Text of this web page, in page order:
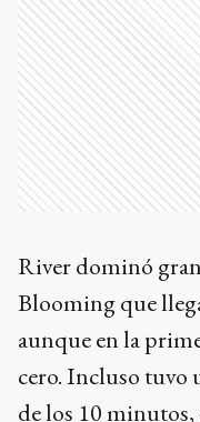
River dominó
Blooming que
aunque en la
cero. Incluso tuvo
de los 10